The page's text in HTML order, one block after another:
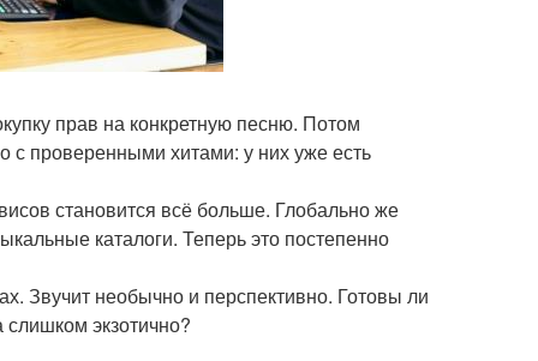
прав на конкретную песню. Потом
с проверенными хитами: у них уже есть
становится всё больше. Глобально же
каталоги. Теперь это постепенно
Звучит необычно и перспективно. Готовы ли
экзотично?